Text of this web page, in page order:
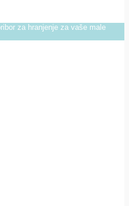
za hranjenje za vaše male